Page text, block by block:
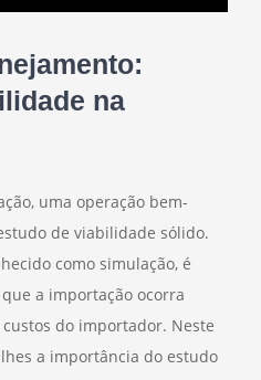
na
uma operação bem-
de viabilidade sólido.
como simulação, é
a importação ocorra
do importador. Neste
a importância do estudo